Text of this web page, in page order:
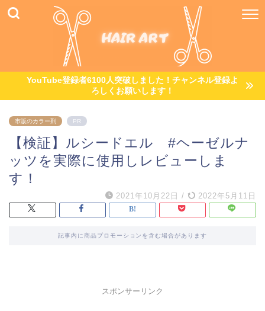
YouTube登録者6100人突破しました！チャンネル登録よ
ろしくお願いします！
市販のカラー剤 PR
【検証】ルシードエル #ヘーゼルナ
ッツを実際に使用しレビューしま
す！
2021年10月22日 / 2022年5月11日
記事内に商品プロモーションを含む場合があります
スポンサーリンク